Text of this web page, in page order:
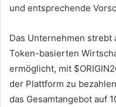
und entsprechende
Das Unternehmen strebt
Token-basierten
ermöglicht, mit
der Plattform zu
das Gesamtangebot auf